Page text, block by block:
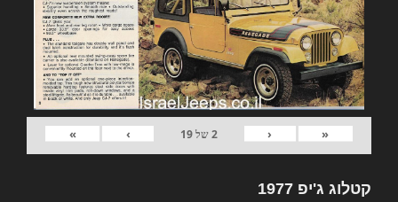
«
‹
2של19
›
»
קטלוג ג'יפ 1977